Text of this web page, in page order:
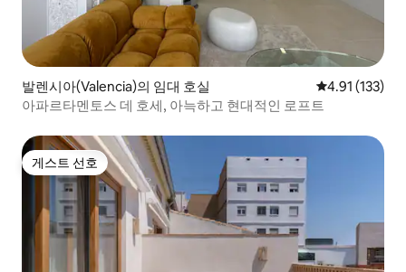
발렌시아(Valencia)의 임대 호실 평점 4.91점(5
4.91 (133)
아파르타멘토스 데 호세, 아늑하고 현대적인 로프트
게스트 선호
게스트 선호